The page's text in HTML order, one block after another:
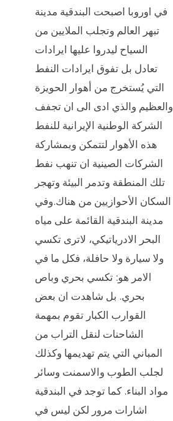
في اوروبا اصبحت البندقية مدينة
تبهر العالم وتجلب الملايين من
السياح ليدروا عليها ايرادات
تعادل بل تفوق ايرادات النفط
التي يُستخرج من أهوار الحويزة
والعظيم والذي ادى الى ان تجفف
الشركة الوطنية الإيرانية للنفط
هذه الأهوار لتتمكن وبمشاركة
الشركات الصينية ان تنهب نفط
تلك المنطقة وتدمر البيئة وتهجر
السكان الأحوازيين من هناك.وفي
مدينة البندقية القائمة على مياه
البحر الادرياتيكي، لاترى تكسي
ولا سيارة ولا حافلة، فكل ما في
الامر هو: تكسي بحري وباص
بحري. بل شاهدت ان بعض
القوارب الكبار تقوم بمهمة
الشاحنات لنقل التراب من
المباني التي يتم تهديمها وكذلك
لجلب الطوب والاسمنت وسائر
مواد البناء. كما توجد في البندقية
اشارات مرور لكن ليس في